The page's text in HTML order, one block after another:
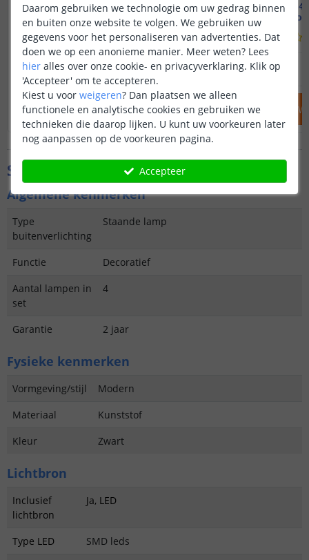
2x Solar priklamp Prickle
50 cm hoog - Warm wit
(210 reviews)
OP VOORRAAD 17,95
IN WINKELWAGEN
Voordeelset
30 cm
OP VOORRAAD
IN
Specificaties
Algemene kenmerken
Type
buitenverlichting
Staande lamp
Functie
Decoratief
Aantal lampen in
set
4
Garantie 2 jaar
Fysieke kenmerken
Vormgeving/stijl
Modern
Materiaal
Kunststof
Kleur
Zwart
Lichtbron
Inclusief
lichtbron
Ja, LED
Type LED
SMD leds
Daarom gebruiken we technologie om uw gedrag binnen
en buiten onze website te volgen. We gebruiken uw
gegevens voor het personaliseren van advertenties. Dat
doen we op een anonieme manier. Meer weten? Lees
hier alles over onze cookie- en privacyverklaring. Klik op
'Accepteer' om te accepteren.
Kiest u voor weigeren? Dan plaatsen we alleen
functionele en analytische cookies en gebruiken we
technieken die daarop lijken. U kunt uw voorkeuren later
nog aanpassen op de voorkeuren pagina.
Accepteer